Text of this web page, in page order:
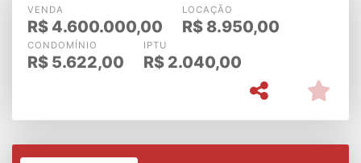
VENDA
R$ 4.600.000,00
LOCAÇÃO
R$ 8.950,00
CONDOMÍNIO
R$ 5.622,00
IPTU
R$ 2.040,00